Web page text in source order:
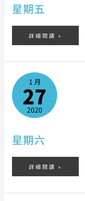
星期五
詳細閱讀 »
1 月
27
2020
星期六
星
期
六
詳細閱讀 »